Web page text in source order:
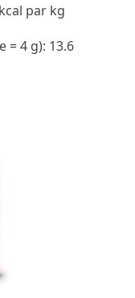
par kg
= 4 g): 13.6